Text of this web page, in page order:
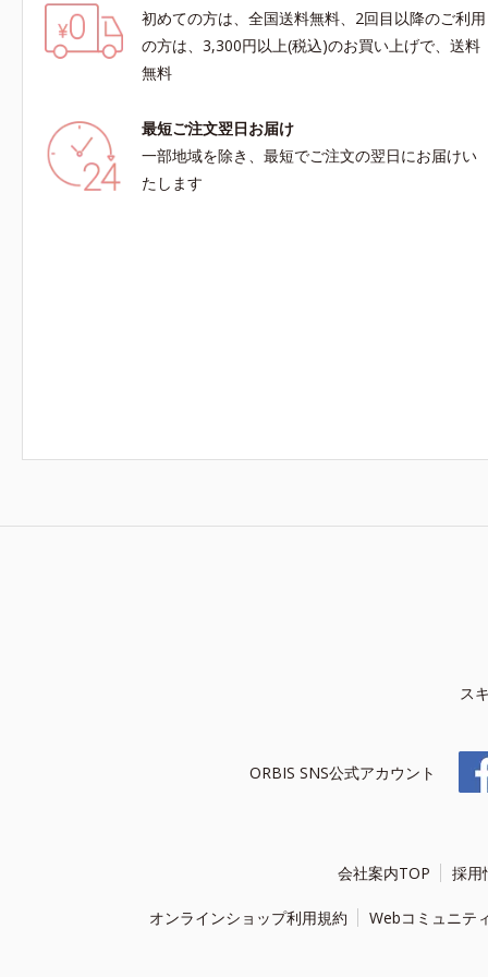
初めての方は、全国送料無料、2回目以降のご利用
の方は、3,300円以上(税込)のお買い上げで、送料
無料
最短ご注文翌日お届け
一部地域を除き、最短でご注文の翌日にお届けい
たします
ス
ORBIS SNS公式アカウント
会社案内TOP 採用
オンラインショップ利用規約 Webコミュニテ